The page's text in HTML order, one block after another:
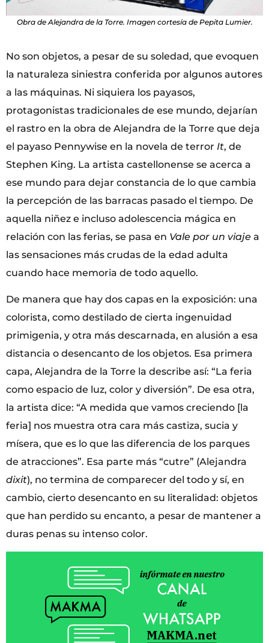
Obra de Alejandra de la Torre. Imagen cortesía de Pepita Lumier.
No son objetos, a pesar de su soledad, que evoquen
la naturaleza siniestra conferida por algunos autores
a las máquinas. Ni siquiera los payasos,
protagonistas tradicionales de ese mundo, dejarían
el rastro en la obra de Alejandra de la Torre que deja
el payaso Pennywise en la novela de terror It, de
Stephen King. La artista castellonense se acerca a
ese mundo para dejar constancia de lo que cambia
la percepción de las barracas pasado el tiempo. De
aquella niñez e incluso adolescencia mágica en
relación con las ferias, se pasa en Vale por un viaje a
las sensaciones más crudas de la edad adulta
cuando hace memoria de todo aquello.
De manera que hay dos capas en la exposición: una
colorista, como destilado de cierta ingenuidad
primigenia, y otra más descarnada, en alusión a esa
distancia o desencanto de los objetos. Esa primera
capa, Alejandra de la Torre la describe así: “La feria
como espacio de luz, color y diversión”. De esa otra,
la artista dice: “A medida que vamos creciendo [la
feria] nos muestra otra cara más castiza, sucia y
mísera, que es lo que las diferencia de los parques
de atracciones”. Esa parte más “cutre” (Alejandra
dixit), no termina de comparecer del todo y sí, en
cambio, cierto desencanto en su literalidad: objetos
que han perdido su encanto, a pesar de mantener a
duras penas su intenso color.